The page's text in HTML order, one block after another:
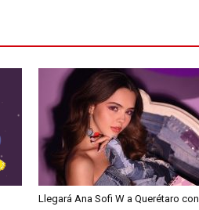
Llegará Ana Sofi W a Querétaro con